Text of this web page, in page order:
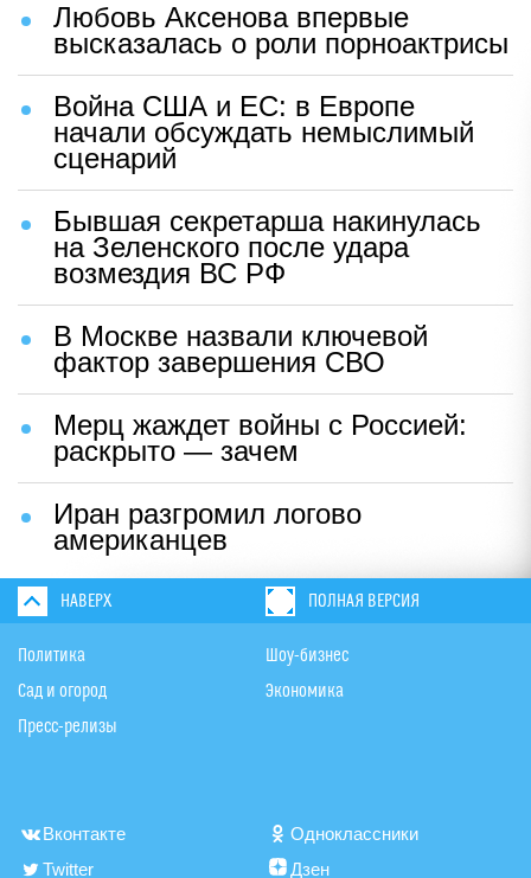
Любовь Аксенова впервые
высказалась о роли порноактрисы
Война США и ЕС: в Европе
начали обсуждать немыслимый
сценарий
Бывшая секретарша накинулась
на Зеленского после удара
возмездия ВС РФ
В Москве назвали ключевой
фактор завершения СВО
Мерц жаждет войны с Россией:
раскрыто — зачем
Иран разгромил логово
американцев
НАВЕРХ ПОЛНАЯ ВЕРСИЯ
Политика
Сад и огород
Пресс-релизы
Шоу-бизнес
Экономика
Вконтакте
Одноклассники
Twitter
Дзен